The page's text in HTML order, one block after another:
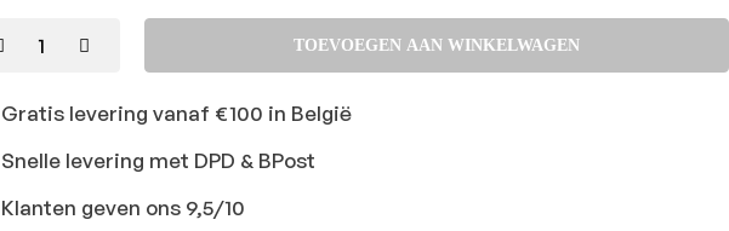
TOEVOEGEN AAN WINKELWAGEN
Gratis levering vanaf €100 in België
Snelle levering met DPD & BPost
Klanten geven ons 9,5/10